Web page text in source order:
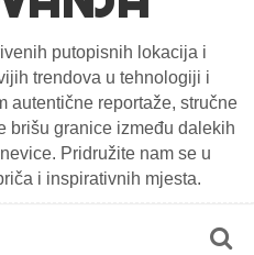
putopisnih lokacija i
trendova u tehnologiji i
autentične reportaže, stručne
brišu granice između dalekih
Pridružite nam se u
i inspirativnih mjesta.